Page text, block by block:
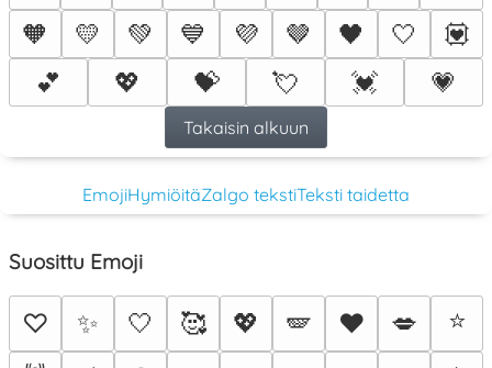
🧡
💛 💚 💙 💜 🤎 🖤 🤍
💟
💕
💖 💝 💘 💓 💗
Takaisin alkuun
EmojiHymiöitäZalgo tekstiTeksti taidetta
Suosittu Emoji
♡ ✨ 🤍 🥰 💖 🪽 ♥️ 💋
⭐